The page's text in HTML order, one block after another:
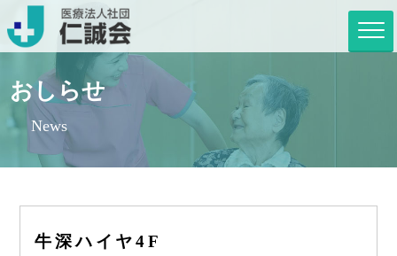
おしらせ
News
牛深ハイヤ4F